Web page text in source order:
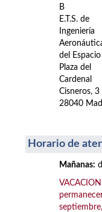
B
E.T.S. de
Ingeniería
del Espacio
Plaza del
Cardenal
Cisneros, 3
28040
Horario de
Mañanas: